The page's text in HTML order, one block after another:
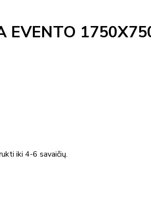
EVENTO
iki 4-6 savaičių.